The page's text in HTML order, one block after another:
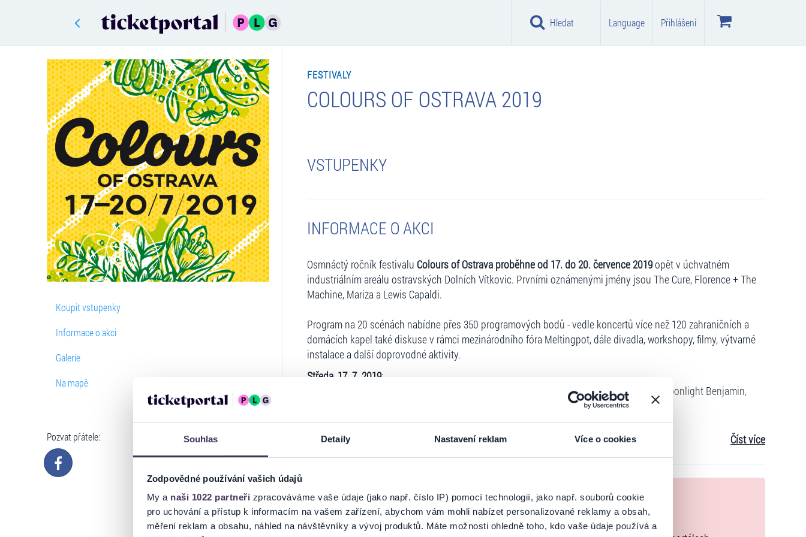
Souhlas Detaily Nastavení reklam Více o cookies
Zodpovědné používání vašich údajů
My a naši 1022 partneři zpracováváme vaše údaje (jako např. číslo IP) pomocí technologií, jako např. souborů cookie
pro uchování a přístup k informacím na vašem zařízení, abychom vám mohli nabízet personalizované reklamy a obsah,
měření reklam a obsahu, náhled na návštěvníky a vývoj produktů. Máte možnosti ohledně toho, kdo vaše údaje používá a
Hledat Language Přihlášení
Koupit vstupenky
Informace o akci
Galerie
Na mapě
Pozvat přátele:
FESTIVALY
COLOURS OF OSTRAVA 2019
VSTUPENKY
INFORMACE O AKCI
Osmnáctý ročník festivalu Colours of Ostrava proběhne od 17. do 20. července 2019opět v úchvatném
industriálním areálu ostravských Dolních Vítkovic. Prvními oznámenými jmény jsou The Cure, Florence + The
Machine, Mariza a Lewis Capaldi.
Program na 20 scénách nabídne přes 350 programových bodů - vedle koncertů více než 120 zahraničních a
domácích kapel také diskuse v rámci mezinárodního fóra Meltingpot, dále divadla, workshopy, filmy, výtvarné
instalace a další doprovodné aktivity.
Středa, 17. 7. 2019:
Florence + The Machine, MØ, Richie Hawtin Closer, Étienne de Crécy, Jungle By Night, Moonlight Benjamin,
Čtvrtek, 18. 7. 2019:
Rag'n'Bone Man, Tom Walker, Ólafur Arnalds, Mariza, Kronos Quartet, Hiromi, Lola Marsh, Kryštof a mnoho
dalších.
Years & Years, Mogwai, John Butler Trio, Lewis Capaldi, Shaka Ponk, Sons of Kemet XL, Calypso Rose, Emily
Dust a mnoho dalších.
Sobota, 20. 7. 2019 :
Číst více
Ticketportal je zárukou pravosti vstupenek
Na stránkách společnosti Ticketportal si vždy zakoupíte originální vstupenky.